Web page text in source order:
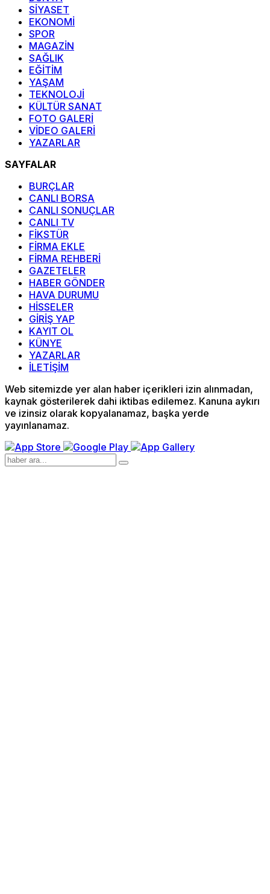
SİYASET
EKONOMİ
SPOR
MAGAZİN
SAĞLIK
EĞİTİM
YAŞAM
TEKNOLOJİ
KÜLTÜR SANAT
FOTO GALERİ
VİDEO GALERİ
YAZARLAR
SAYFALAR
BURÇLAR
CANLI BORSA
CANLI SONUÇLAR
CANLI TV
FİKSTÜR
FİRMA EKLE
FİRMA REHBERİ
GAZETELER
HABER GÖNDER
HAVA DURUMU
HİSSELER
GİRİŞ YAP
KAYIT OL
KÜNYE
YAZARLAR
İLETİŞİM
Web sitemizde yer alan haber içerikleri izin alınmadan,
kaynak gösterilerek dahi iktibas edilemez. Kanuna aykırı
ve izinsiz olarak kopyalanamaz, başka yerde
yayınlanamaz.